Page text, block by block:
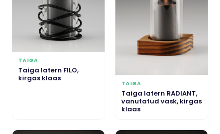
TAIGA
Taiga latern FILO,
kirgas klaas
TAIGA
Taiga latern RADIANT,
vanutatud vask, kirgas
klaas